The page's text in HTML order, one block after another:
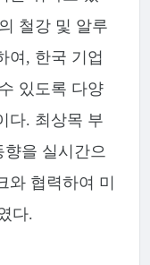
철강 및 알루
여, 한국 기업
있도록 다양
다. 최상목 부
을 실시간으
와 협력하여 미
다.